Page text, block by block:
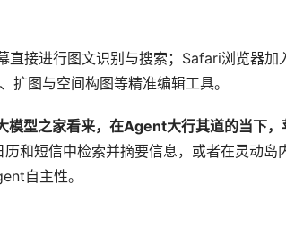
直接进行图文识别与搜索；Safari浏览器加
图与空间构图等精准编辑工具。
模型之家看来，在Agent大行其道的当下，
历和短信中检索并摘要信息，或者在灵动岛
自主性。